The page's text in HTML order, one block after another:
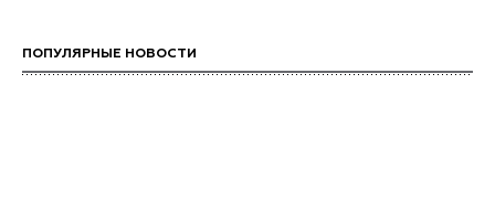
ПОПУЛЯРНЫЕ НОВОСТИ